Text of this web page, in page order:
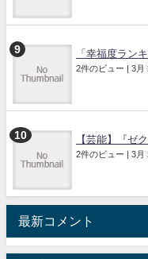
「幸福度ラン
2件のビュー 3月
【芸能】『ゼ
2件のビュー 3月
最新コメント